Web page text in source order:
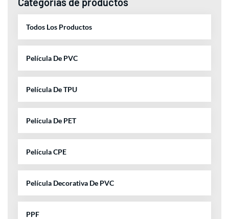
Todos Los Productos
Película De PVC
Película De TPU
Película De PET
Película CPE
Película Decorativa De PVC
PPF